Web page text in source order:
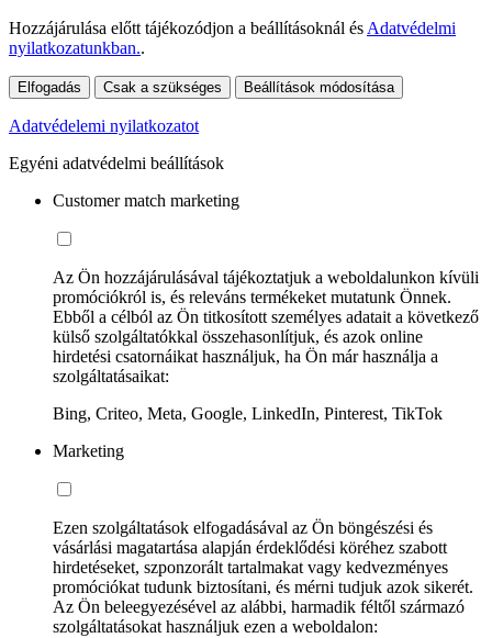
Hozzájárulása előtt tájékozódjon a beállításoknál és Adatvédelmi
nyilatkozatunkban..
Elfogadás Csak a szükséges Beállítások módosítása
Adatvédelemi nyilatkozatot
Egyéni adatvédelmi beállítások
Customer match marketing
Az Ön hozzájárulásával tájékoztatjuk a weboldalunkon kívüli
promóciókról is, és releváns termékeket mutatunk Önnek.
Ebből a célból az Ön titkosított személyes adatait a következő
külső szolgáltatókkal összehasonlítjuk, és azok online
hirdetési csatornáikat használjuk, ha Ön már használja a
szolgáltatásaikat:
Bing, Criteo, Meta, Google, LinkedIn, Pinterest, TikTok
Marketing
Ezen szolgáltatások elfogadásával az Ön böngészési és
vásárlási magatartása alapján érdeklődési köréhez szabott
hirdetéseket, szponzorált tartalmakat vagy kedvezményes
promóciókat tudunk biztosítani, és mérni tudjuk azok sikerét.
Az Ön beleegyezésével az alábbi, harmadik féltől származó
szolgáltatásokat használjuk ezen a weboldalon: